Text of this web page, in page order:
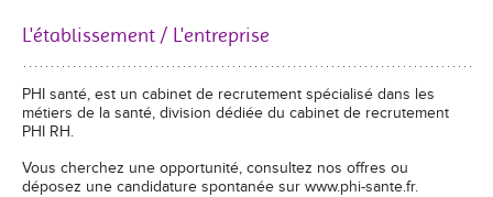
L'établissement / L'entreprise
PHI santé, est un cabinet de recrutement spécialisé dans les
métiers de la santé, division dédiée du cabinet de recrutement
PHI RH.
Vous cherchez une opportunité, consultez nos offres ou
déposez une candidature spontanée sur www.phi-sante.fr.